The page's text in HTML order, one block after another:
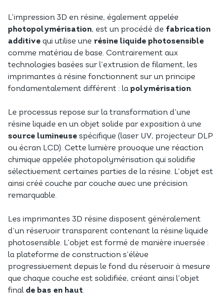
L’impression 3D en résine, également appelée
photopolymérisation, est un procédé de fabrication
additive qui utilise une résine liquide photosensible
comme matériau de base. Contrairement aux
technologies basées sur l’extrusion de filament, les
imprimantes à résine fonctionnent sur un principe
fondamentalement différent : la polymérisation.
Le processus repose sur la transformation d’une
résine liquide en un objet solide par exposition à une
source lumineuse spécifique (laser UV, projecteur DLP
ou écran LCD). Cette lumière provoque une réaction
chimique appelée photopolymérisation qui solidifie
sélectivement certaines parties de la résine. L’objet est
ainsi créé couche par couche avec une précision
remarquable.
Les imprimantes 3D résine disposent généralement
d’un réservoir transparent contenant la résine liquide
photosensible. L’objet est formé de manière inversée :
la plateforme de construction s’élève
progressivement depuis le fond du réservoir à mesure
que chaque couche est solidifiée, créant ainsi l’objet
final de bas en haut.